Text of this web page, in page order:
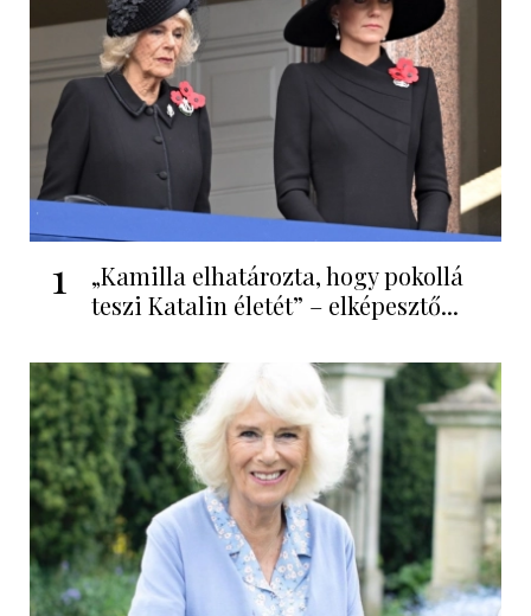
1
„Kamilla elhatározta, hogy pokollá
teszi Katalin életét” – elképesztő...